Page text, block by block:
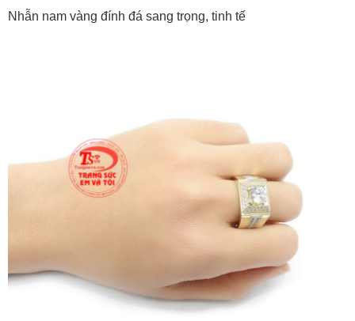
Nhẫn nam vàng đính đá sang trọng, tinh tế